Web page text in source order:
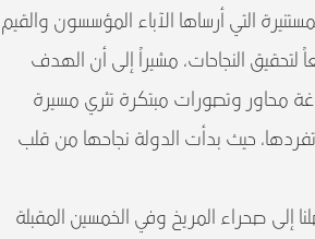
التي أرساها الآباء المؤسسون والقيم
لتحقيق النجاحات، مشيراً إلى أن الهدف
محاور وتصورات مبتكرة تثري مسيرة
حيث بدأت الدولة نجاحها من قلب
إلى صحراء المريخ وفي الخمسين المقبلة